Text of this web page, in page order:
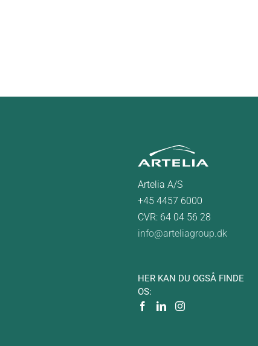
Artelia A/S
+45 4457 6000
CVR: 64 04 56 28
info@arteliagroup.dk
HER KAN DU OGSÅ FINDE
OS: